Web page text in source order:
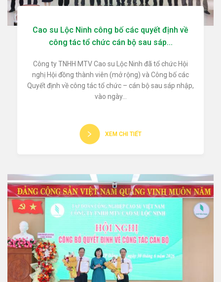
Cao su Lộc Ninh công bố các quyết định về
công tác tổ chức cán bộ sau sáp...
Công ty TNHH MTV Cao su Lộc Ninh đã tổ chức Hội
nghị Hội đồng thành viên (mở rộng) và Công bố các
Quyết định về công tác tổ chức – cán bộ sau sáp nhập,
vào ngày...
XEM CHI TIẾT